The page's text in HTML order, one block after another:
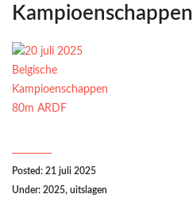
Posted: 21 juli 2025
Under: 2025, uitslagen